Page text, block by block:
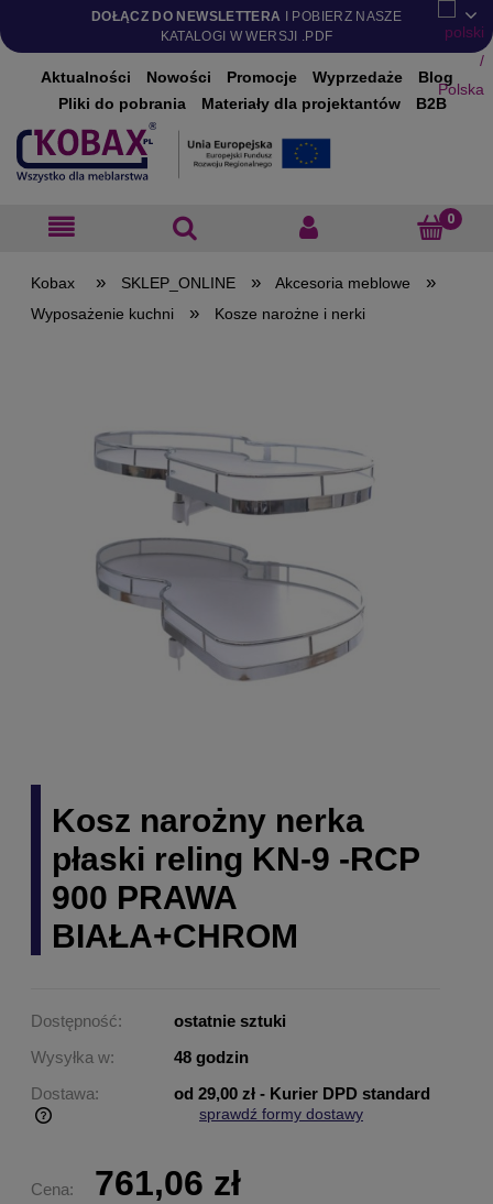
DOŁĄCZ DO NEWSLETTERA I POBIERZ NASZE
KATALOGI W WERSJI .PDF
Aktualności Nowości Promocje Wyprzedaże
Blog
Pliki do pobrania
Materiały dla projektantów B2B
» SKLEP_ONLINE » Akcesoria meblowe »
Wyposażenie kuchni » Kosze narożne i nerki
Kosz narożny nerka
płaski reling KN-9 -RCP
900 PRAWA
BIAŁA+CHROM
Dostępność:
ostatnie sztuki
Wysyłka w:
48 godzin
Dostawa:
od 29,00 zł - Kurier DPD standard
sprawdź formy dostawy
Cena: 761,06 zł